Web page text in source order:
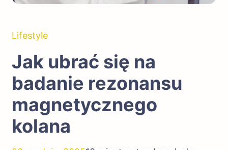
Lifestyle
Jak ubrać się na
badanie rezonansu
magnetycznego
kolana